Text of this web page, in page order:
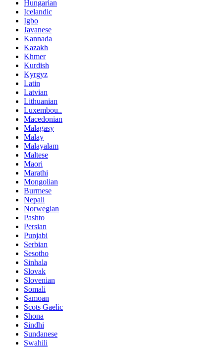
Hungarian
Icelandic
Igbo
Javanese
Kannada
Kazakh
Khmer
Kurdish
Kyrgyz
Latin
Latvian
Lithuanian
Luxembou..
Macedonian
Malagasy
Malay
Malayalam
Maltese
Maori
Marathi
Mongolian
Burmese
Nepali
Norwegian
Pashto
Persian
Punjabi
Serbian
Sesotho
Sinhala
Slovak
Slovenian
Somali
Samoan
Scots Gaelic
Shona
Sindhi
Sundanese
Swahili